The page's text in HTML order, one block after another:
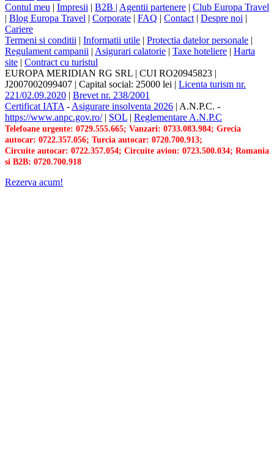
Contul meu | Impresii | B2B | Agentii partenere | Club Europa Travel
| Blog Europa Travel | Corporate | FAQ | Contact | Despre noi |
Cariere
Termeni si conditii | Informatii utile | Protectia datelor personale |
Regulament campanii | Asigurari calatorie | Taxe hoteliere | Harta
site | Contract cu turistul
EUROPA MERIDIAN RG SRL | CUI RO20945823 |
J2007002099407 | Capital social: 25000 lei | Licenta turism nr.
221/02.09.2020 | Brevet nr. 238/2001
Certificat IATA - Asigurare insolventa 2026 | A.N.P.C. -
https://www.anpc.gov.ro/| SOL | Reglementare A.N.P.C
Telefoane urgente: 0729.555.665; Vanzari: 0733.083.984; Grecia
autocar: 0722.357.056; Turcia autocar: 0720.700.913;
Circuite autocar: 0722.357.054; Circuite avion: 0723.500.034; Romania
si B2B: 0720.700.918
Rezerva acum!